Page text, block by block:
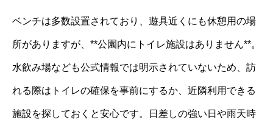
ベンチは多数設置されており、遊具近くにも休憩用の場
所がありますが、**公園内にトイレ施設はありません**。
水飲み場なども公式情報では明示されていないため、訪
れる際はトイレの確保を事前にするか、近隣利用できる
施設を探しておくと安心です。日差しの強い日や雨天時